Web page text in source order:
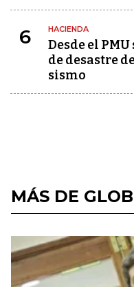
6 HACIENDA
Desde el
de desastre
sismo
MÁS DE